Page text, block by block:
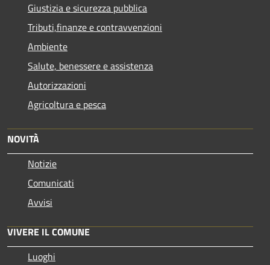
Giustizia e sicurezza pubblica
Tributi,finanze e contravvenzioni
Ambiente
Salute, benessere e assistenza
Autorizzazioni
Agricoltura e pesca
NOVITÀ
Notizie
Comunicati
Avvisi
VIVERE IL COMUNE
Luoghi